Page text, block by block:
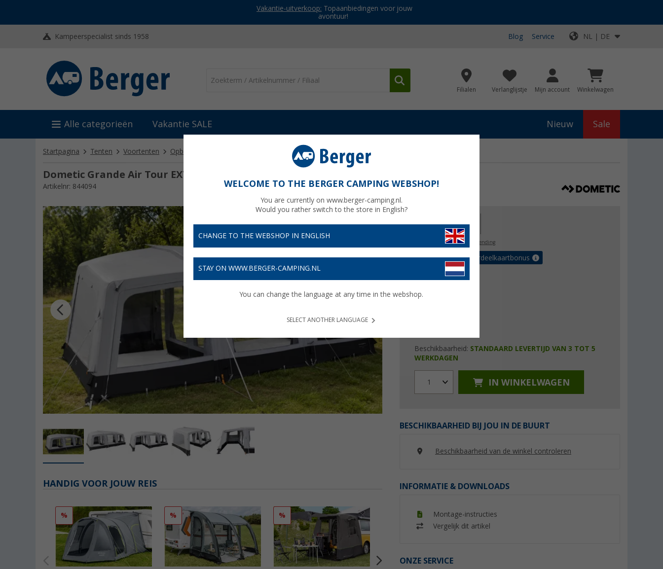
Vakantie-uitverkoop: Topaanbiedingen voor jouw
avontuur!
Kampeerspecialist sinds 1958 Blog Service NL | DE
Filialen Verlanglijstje Mijn account Winkelwagen
Alle categorieën Vakantie SALE Nieuw Sale
Startpagina Tenten Voortenten Opblaasbare voortenten Dometic Grande Air Tour EXT L/H S uitbouw voor opblaasbare luifel
Dometic Grande Air Tour EXT L/H S uitbouw voor opblaasbare luifel
Artikelnr: 844094
€ 609,00
Prijzen incl. BTWgratis verzending
18,27€ met de voordeelkaartbonus
Beschikbaarheid: STANDAARD LEVERTIJD VAN 3 TOT 5
WERKDAGEN
1 IN WINKELWAGEN
BESCHIKBAARHEID BIJ JOU IN DE BUURT
Beschikbaarheid van de winkel controleren
INFORMATIE & DOWNLOADS
Montage-instructies
Vergelijk dit artikel
ONZE SERVICE
HANDIG VOOR JOUW REIS
% % %
WELCOME TO THE BERGER CAMPING WEBSHOP!
You are currently on www.berger-camping.nl.
Would you rather switch to the store in English?
CHANGE TO THE WEBSHOP IN ENGLISH
STAY ON WWW.BERGER-CAMPING.NL
You can change the language at any time in the webshop.
SELECT ANOTHER LANGUAGE